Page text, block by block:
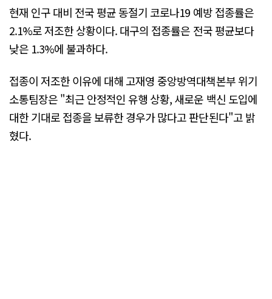
현재 인구 대비 전국 평균 동절기 코로나19 예방 접종률은
2.1%로 저조한 상황이다. 대구의 접종률은 전국 평균보다
낮은 1.3%에 불과하다.
접종이 저조한 이유에 대해 고재영 중앙방역대책본부 위기
소통팀장은 "최근 안정적인 유행 상황, 새로운 백신 도입에
대한 기대로 접종을 보류한 경우가 많다고 판단된다"고 밝
혔다.